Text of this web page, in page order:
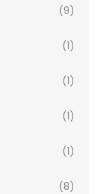
(9)
(1)
(1)
(1)
(1)
(8)